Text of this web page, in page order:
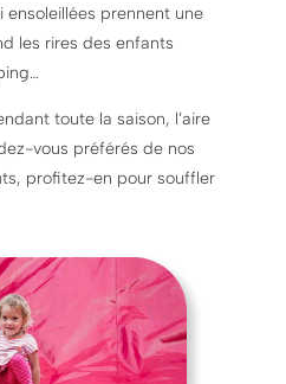
prennent une
les rires des enfants
toute la saison, l’aire
vous préférés de nos
profitez-en pour souffler